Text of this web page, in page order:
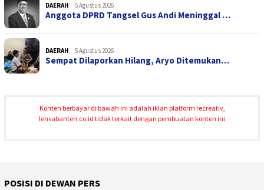
DAERAH 5 Agustus 2026
Anggota DPRD Tangsel Gus Andi Meninggal …
DAERAH 5 Agustus 2026
Sempat Dilaporkan Hilang, Aryo Ditemukan…
Konten berbayar di bawah ini adalah iklan platform recreativ,
lensabanten.co.id tidak terkait dengan pembuatan konten ini
POSISI DI DEWAN PERS